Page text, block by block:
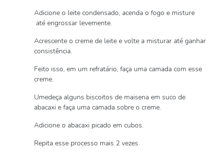
Adicione o leite condensado, acenda o fogo e misture
até engrossar levemente.
Acrescente o creme de leite e volte a misturar até ganhar
consistência.
Feito isso, em um refratário, faça uma camada com esse
creme.
Umedeça alguns biscoitos de maisena em suco de
abacaxi e faça uma camada sobre o creme.
Adicione o abacaxi picado em cubos.
Repita esse processo mais 2 vezes.